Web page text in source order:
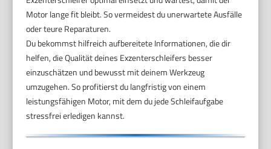
Motor lange fit bleibt. So vermeidest du unerwartete Ausfälle
oder teure Reparaturen.
Du bekommst hilfreich aufbereitete Informationen, die dir
helfen, die Qualität deines Exzenterschleifers besser
einzuschätzen und bewusst mit deinem Werkzeug
umzugehen. So profitierst du langfristig von einem
leistungsfähigen Motor, mit dem du jede Schleifaufgabe
stressfrei erledigen kannst.